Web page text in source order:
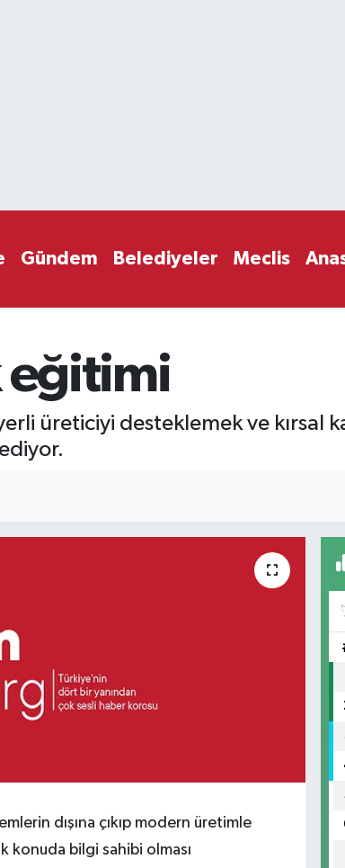
Gündem Belediyeler Meclis
eğitimi
üreticiyi desteklemek ve kırsal
dışına çıkıp modern üretimle
konuda bilgi sahibi olması